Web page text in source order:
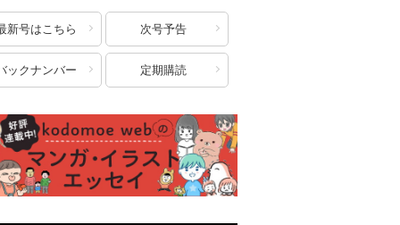
新号はこちら 次号予告
ックナンバー 定期購読